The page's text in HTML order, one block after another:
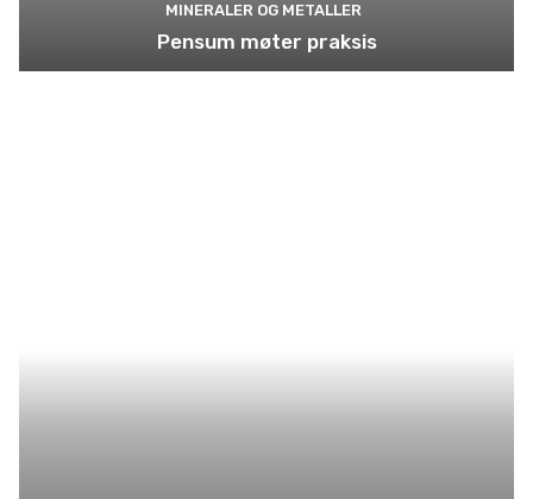
MINERALER OG METALLER
Pensum møter praksis